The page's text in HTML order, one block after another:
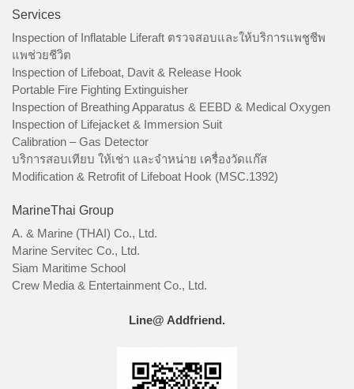
Services
Inspection of Inflatable Liferaft ตรวจสอบและให้บริการแพชูชีพ
แพช่วยชีวิต
Inspection of Lifeboat, Davit & Release Hook
Portable Fire Fighting Extinguisher
Inspection of Breathing Apparatus & EEBD & Medical Oxygen
Inspection of Lifejacket & Immersion Suit
Calibration – Gas Detector
บริการสอบเทียบ ให้เช่า และจำหน่าย เครื่องวัดแก๊ส
Modification & Retrofit of Lifeboat Hook (MSC.1392)
MarineThai Group
A. & Marine (THAI) Co., Ltd.
Marine Servitec Co., Ltd.
Siam Maritime School
Crew Media & Entertainment Co., Ltd.
Line@ Addfriend.